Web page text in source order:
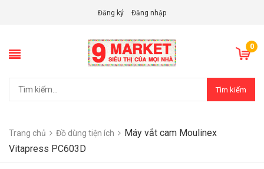
Đăng ký Đăng nhập
0
Tìm kiếm
Trang chủ Đồ dùng tiện ích
Máy vắt cam Moulinex
Vitapress PC603D